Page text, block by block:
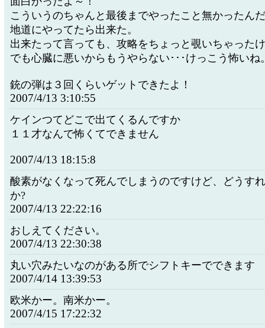
こういうのちゃんと最後までやったこと無かったん
地道にやってたら出来た。
出来たって言っても、攻略をちょっと覗いちゃった
でも心臓に悪いからもうやらない･･･けっこう怖いね
銃の弾は３回くらいゲットできたよ！
2007/4/13 3:10:55
ケインつてどこで出てくるんですか
１１才なんで怖くてできません
2007/4/13 18:15:8
酸素がなくなって死んでしまうのですけど、どうす
か?
2007/4/13 22:22:16
おしえてください。
2007/4/13 22:30:38
丸い穴みたいなのがある所でシフトキーでできます
2007/4/14 13:39:53
欧米かー。南米かー。
2007/4/15 17:22:32